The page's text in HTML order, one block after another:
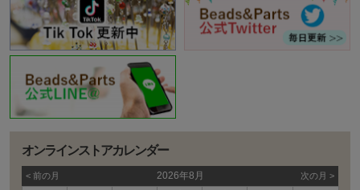
オンラインストアカレンダー
< 前の⽉ 2026年8月 次の⽉ >